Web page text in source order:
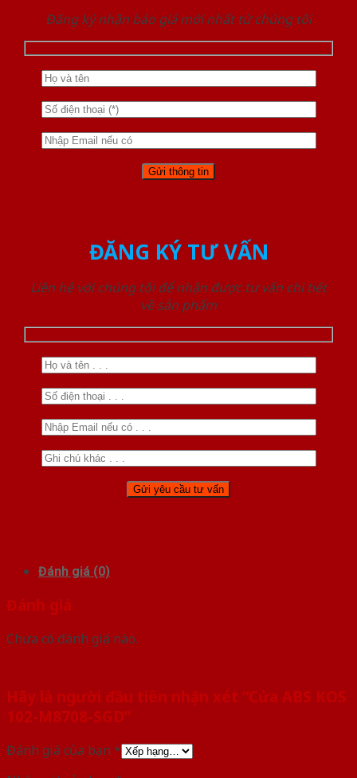
Đăng ký nhận báo giá mới nhất từ chúng tôi
ĐĂNG KÝ TƯ VẤN
Liên hệ với chúng tôi để nhận được tư vấn chi tiết
về sản phẩm
Đánh giá (0)
Đánh giá
Chưa có đánh giá nào.
Hãy là người đầu tiên nhận xét “Cửa ABS KOS
102-M8708-SGD”
Đánh giá của bạn *